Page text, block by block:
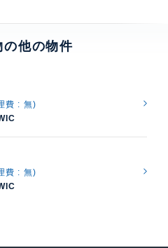
の他の物件
費 : 無)
費 : 無)